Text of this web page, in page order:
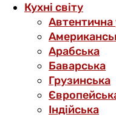
Кухні світу
Автентична
Арабська
Баварська
Грузинська
Індійська